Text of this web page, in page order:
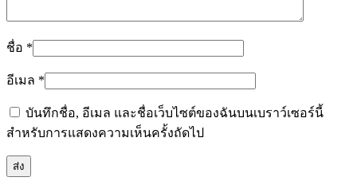
ชื่อ *
อีเมล *
บันทึกชื่อ, อีเมล และชื่อเว็บไซต์ของฉันบนเบราว์เซอร์นี้
สำหรับการแสดงความเห็นครั้งถัดไป